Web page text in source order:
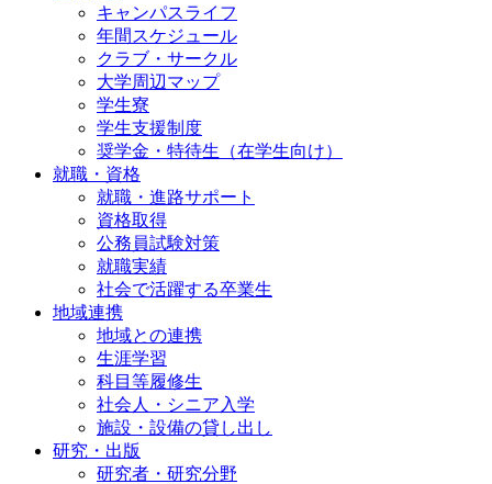
キャンパスライフ
年間スケジュール
クラブ・サークル
大学周辺マップ
学生寮
学生支援制度
奨学金・特待生（在学生向け）
就職・資格
就職・進路サポート
資格取得
公務員試験対策
就職実績
社会で活躍する卒業生
地域連携
地域との連携
生涯学習
科目等履修生
社会人・シニア入学
施設・設備の貸し出し
研究・出版
研究者・研究分野